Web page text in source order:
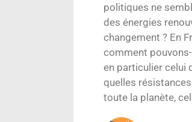
politiques ne
des énergies
changement ? En
comment
en particulier celui
quelles
toute la planète,